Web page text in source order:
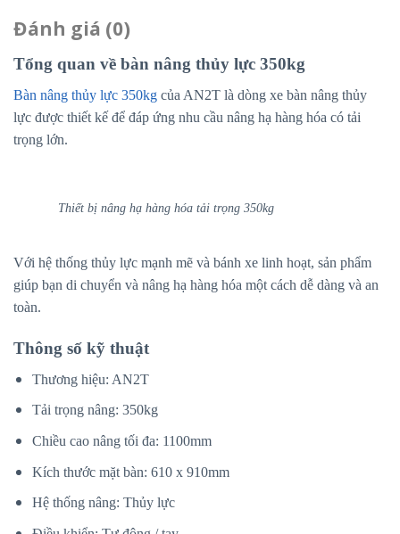
Đánh giá (0)
Tổng quan về bàn nâng thủy lực 350kg
Bàn nâng thủy lực 350kg của AN2T là dòng xe bàn nâng thủy
lực được thiết kế để đáp ứng nhu cầu nâng hạ hàng hóa có tải
trọng lớn.
Thiết bị nâng hạ hàng hóa tải trọng 350kg
Với hệ thống thủy lực mạnh mẽ và bánh xe linh hoạt, sản phẩm
giúp bạn di chuyển và nâng hạ hàng hóa một cách dễ dàng và an
toàn.
Thông số kỹ thuật
Thương hiệu: AN2T
Tải trọng nâng: 350kg
Chiều cao nâng tối đa: 1100mm
Kích thước mặt bàn: 610 x 910mm
Hệ thống nâng: Thủy lực